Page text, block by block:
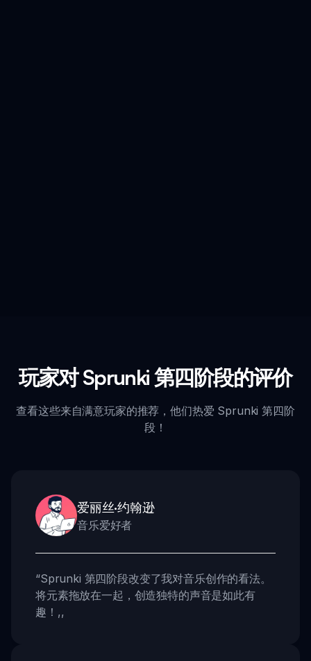
玩家对 Sprunki 第四阶段的评价
查看这些来自满意玩家的推荐，他们热爱 Sprunki 第四阶
段！
爱丽丝·约翰逊
音乐爱好者
“Sprunki 第四阶段改变了我对音乐创作的看法。
将元素拖放在一起，创造独特的声音是如此有
趣！ ,,